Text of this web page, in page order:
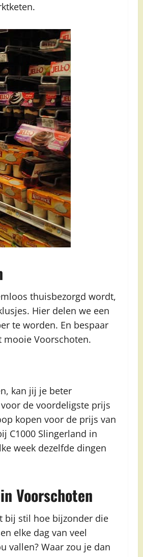
thuisbezorgd wordt,
Hier delen we een
te worden. En bespaar
mooie Voorschoten.
kan jij je beter
de voordeligste prijs
kopen voor de prijs van
C1000 Slingerland in
week dezelfde dingen
Voorschoten
bij stil hoe bijzonder die
elke dag van veel
vallen? Waar zou je dan